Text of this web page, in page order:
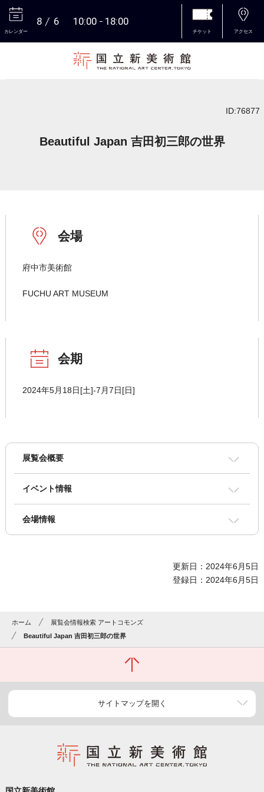
カレンダー
8 6 10:00 18:00
チケット アクセス
ID:76877
Beautiful Japan 吉田初三郎の世界
会場
府中市美術館
FUCHU ART MUSEUM
会期
2024年5月18日[土]-7月7日[日]
展覧会概要
イベント情報
会場情報
更新日：2024年6月5日
登録日：2024年6月5日
ホーム
展覧会情報検索 アートコモンズ
Beautiful Japan 吉田初三郎の世界
サイトマップを開く